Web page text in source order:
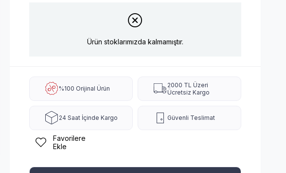
Ürün stoklarımızda kalmamıştır.
%100 Orijinal Ürün
2000 TL Üzeri
Ücretsiz Kargo
24 Saat İçinde Kargo Güvenli Teslimat
Favorilere
Ekle